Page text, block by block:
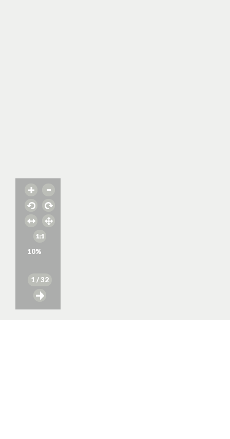
10%
1 / 32